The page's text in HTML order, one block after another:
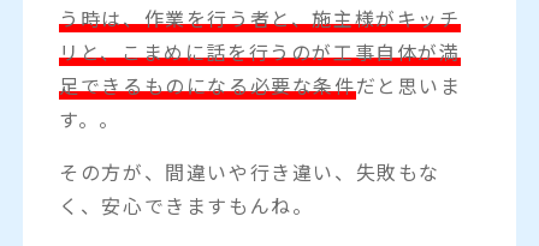
う時は、作業を行う者と、施主様がキッチ
リと、こまめに話を行うのが工事自体が満
足できるものになる必要な条件だと思いま
す。。
その方が、間違いや行き違い、失敗もな
く、安心できますもんね。